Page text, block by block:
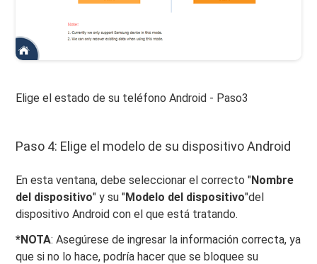
Elige el estado de su teléfono Android - Paso3
Paso 4: Elige el modelo de su dispositivo Android
En esta ventana, debe seleccionar el correcto "Nombre
del dispositivo" y su "Modelo del dispositivo"del
dispositivo Android con el que está tratando.
*NOTA: Asegúrese de ingresar la información correcta, ya
que si no lo hace, podría hacer que se bloquee su